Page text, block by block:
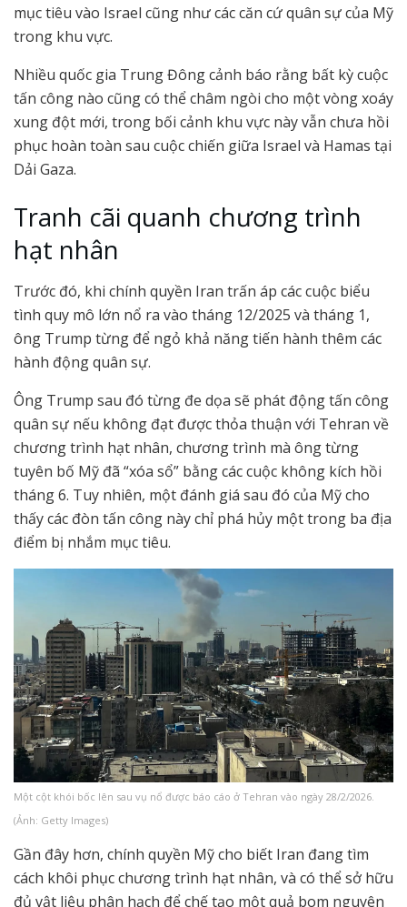
mục tiêu vào Israel cũng như các căn cứ quân sự của Mỹ
trong khu vực.
Nhiều quốc gia Trung Đông cảnh báo rằng bất kỳ cuộc
tấn công nào cũng có thể châm ngòi cho một vòng xoáy
xung đột mới, trong bối cảnh khu vực này vẫn chưa hồi
phục hoàn toàn sau cuộc chiến giữa Israel và Hamas tại
Dải Gaza.
Tranh cãi quanh chương trình
hạt nhân
Trước đó, khi chính quyền Iran trấn áp các cuộc biểu
tình quy mô lớn nổ ra vào tháng 12/2025 và tháng 1,
ông Trump từng để ngỏ khả năng tiến hành thêm các
hành động quân sự.
Ông Trump sau đó từng đe dọa sẽ phát động tấn công
quân sự nếu không đạt được thỏa thuận với Tehran về
chương trình hạt nhân, chương trình mà ông từng
tuyên bố Mỹ đã “xóa sổ” bằng các cuộc không kích hồi
tháng 6. Tuy nhiên, một đánh giá sau đó của Mỹ cho
thấy các đòn tấn công này chỉ phá hủy một trong ba địa
điểm bị nhắm mục tiêu.
Một cột khói bốc lên sau vụ nổ được báo cáo ở Tehran vào ngày 28/2/2026.
(Ảnh: Getty Images)
Gần đây hơn, chính quyền Mỹ cho biết Iran đang tìm
cách khôi phục chương trình hạt nhân, và có thể sở hữu
đủ vật liệu phân hạch để chế tạo một quả bom nguyên